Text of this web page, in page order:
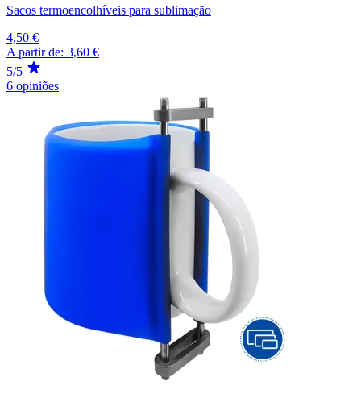
Sacos termoencolhíveis para sublimação
4,50 €
A partir de: 3,60 €
5/5
6 opiniões